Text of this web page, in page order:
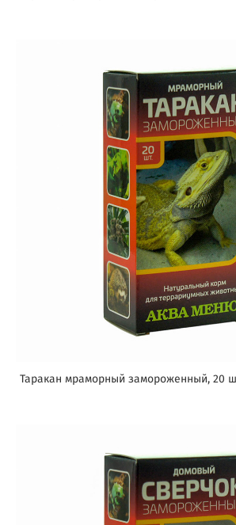
Таракан мраморный замороженный, 20